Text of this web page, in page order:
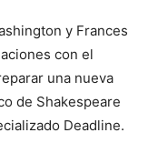
y Frances
con el
una nueva
de Shakespeare
Deadline.